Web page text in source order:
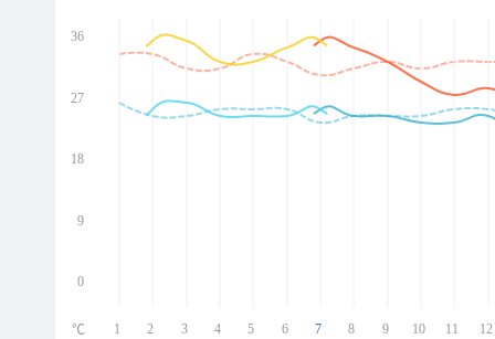
36
27
18
9
0
1 2 3 4 5 6 7 8 9 10 11 12
℃